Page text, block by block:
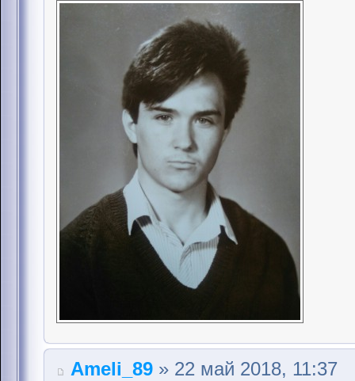
Ameli_89 » 22 май 2018, 11:37